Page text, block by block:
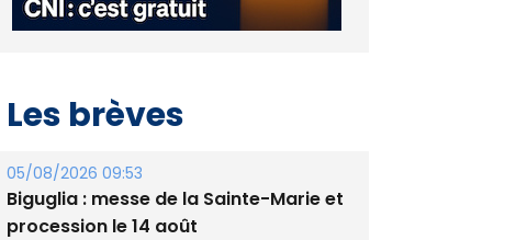
Les brèves
05/08/2026 09:53
Biguglia : messe de la Sainte-Marie et
procession le 14 août